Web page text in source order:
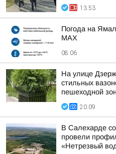
13:53
Погода на
MAX
08:06
На улице
стильных
пешеходной
20:09
В Салехарде
провели
«Нетрезвый